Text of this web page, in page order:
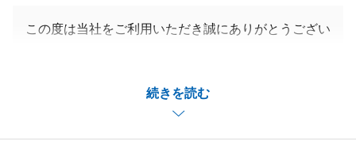
続きを読む
この度は当社をご利用いただき誠にありがとうござい
軽にご連絡頂けますと幸いです。
引き続きどうぞよろしくお願いいたします。